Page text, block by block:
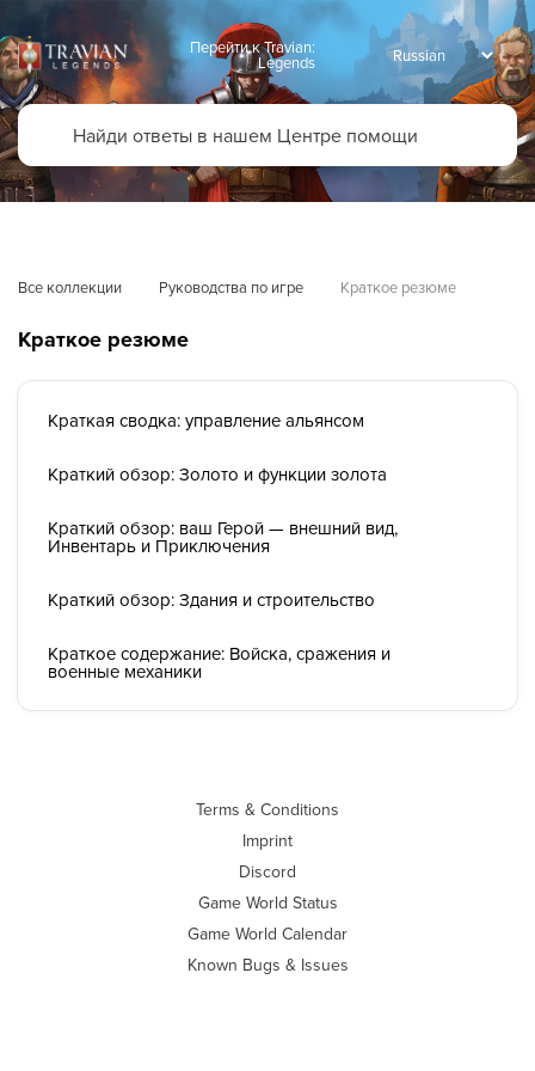
Перейти к Travian:
Legends
Все коллекции Руководства по игре Краткое резюме
Краткое резюме
Краткая сводка: управление альянсом
Краткий обзор: Золото и функции золота
Краткий обзор: ваш Герой — внешний вид,
Инвентарь и Приключения
Краткий обзор: Здания и строительство
Краткое содержание: Войска, сражения и
военные механики
Terms & Conditions
Imprint
Discord
Game World Status
Game World Calendar
Known Bugs & Issues